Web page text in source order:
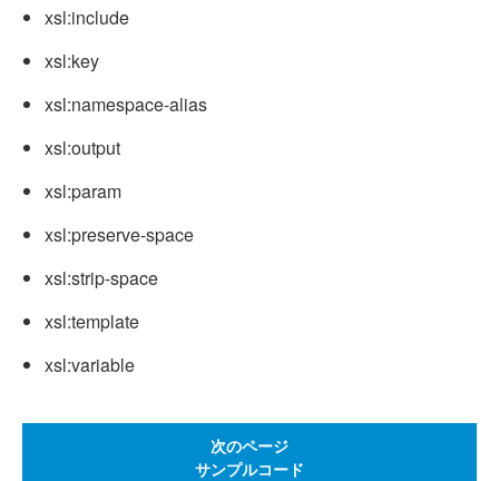
xsl:include
xsl:key
xsl:namespace-alias
xsl:output
xsl:param
xsl:preserve-space
xsl:strip-space
xsl:template
xsl:variable
次のページ
サンプルコード